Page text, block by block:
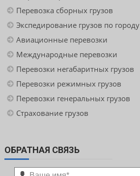
Перевозка сборных грузов
Экспедирование грузов по городу
Авиационные перевозки
Международные перевозки
Перевозки негабаритных грузов
Перевозки режимных грузов
Перевозки генеральных грузов
Страхование грузов
ОБРАТНАЯ СВЯЗЬ